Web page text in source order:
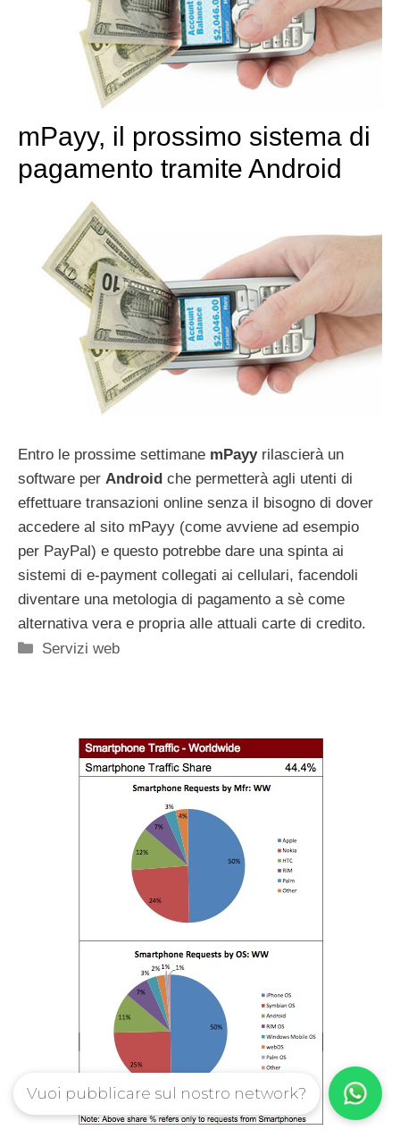
mPayy, il prossimo sistema di
pagamento tramite Android
Entro le prossime settimane mPayyrilascierà un
software per Android che permetterà agli utenti di
effettuare transazioni online senza il bisogno di dover
accedere al sito mPayy (come avviene ad esempio
per PayPal) e questo potrebbe dare una spinta ai
sistemi di e-payment collegati ai cellulari, facendoli
diventare una metologia di pagamento a sè come
alternativa vera e propria alle attuali carte di credito.
Categorie
Servizi web
Vuoi pubblicare sul nostro network?